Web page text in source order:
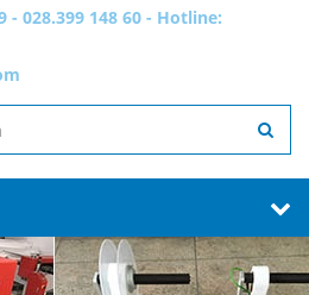
- 028.399 148 60 - Hotline: